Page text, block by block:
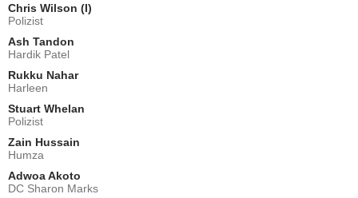
Chris Wilson (I)
Polizist
Ash Tandon
Hardik Patel
Rukku Nahar
Harleen
Stuart Whelan
Polizist
Zain Hussain
Humza
Adwoa Akoto
DC Sharon Marks